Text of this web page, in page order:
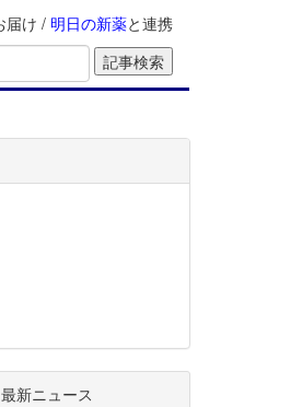
届け / 明日の新薬と連携
最新ニュース